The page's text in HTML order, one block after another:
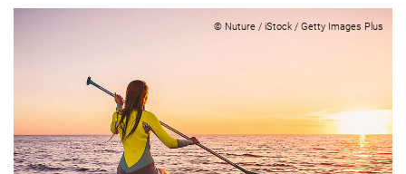
© Nuture / iStock / Getty Images Plus